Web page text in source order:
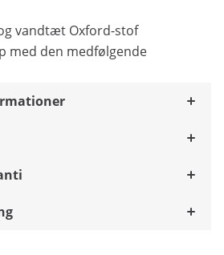
vandtæt Oxford-stof
med den medfølgende